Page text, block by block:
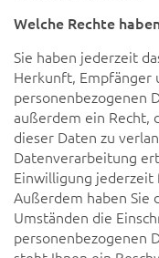
Welche Rechte
Sie haben jederzeit
Herkunft, Empfänger
personenbezogenen
außerdem ein Recht,
dieser Daten zu
Datenverarbeitung
Einwilligung
Außerdem haben Sie
Umständen die
personenbezogenen